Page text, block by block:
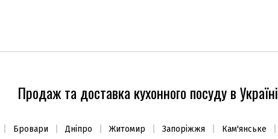
Продаж та доставка кухонного посуду в Україні
Бровари Дніпро Житомир Запоріжжя Кам'янське